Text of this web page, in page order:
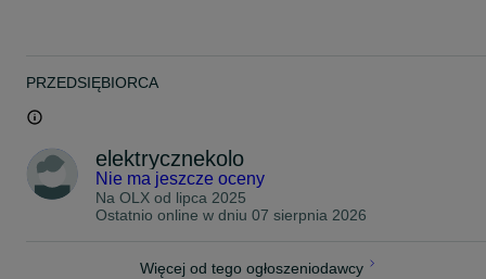
PRZEDSIĘBIORCA
elektrycznekolo
Nie ma jeszcze oceny
Na OLX od lipca 2025
Ostatnio online w dniu 07 sierpnia 2026
Więcej od tego ogłoszeniodawcy